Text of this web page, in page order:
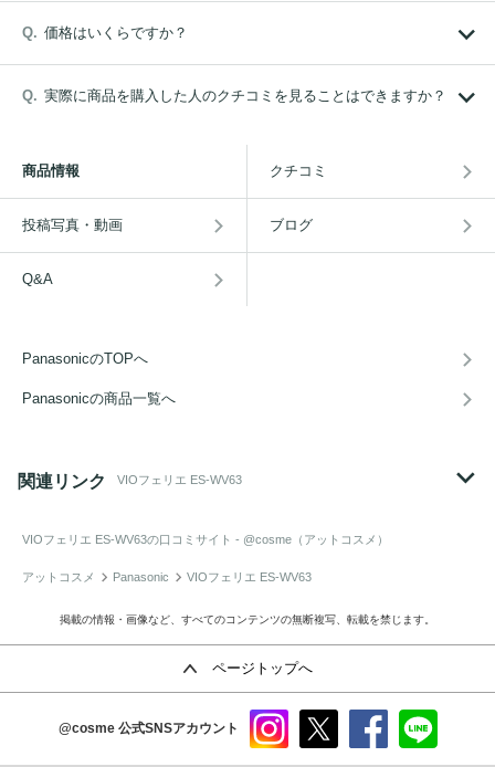
価格はいくらですか？
実際に商品を購入した人のクチコミを見ることはできますか？
商品情報 クチコミ
投稿写真・動画 ブログ
Q&A
PanasonicのTOPへ
Panasonicの商品一覧へ
関連リンク VIOフェリエ ES-WV63
VIOフェリエ ES-WV63の口コミサイト - @cosme（アットコスメ）
アットコスメ Panasonic VIOフェリエ ES-WV63
掲載の情報・画像など、すべてのコンテンツの無断複写、転載を禁じます。
ページトップへ
@cosme 公式SNSアカウント